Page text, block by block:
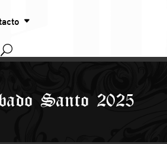
Santo 2025